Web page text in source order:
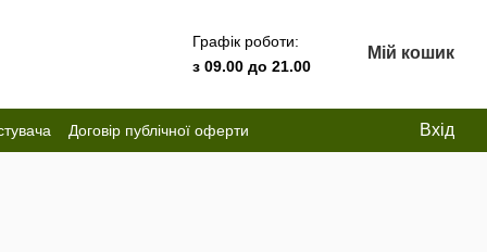
Графік роботи:
з 09.00 до 21.00
Мій кошик
Договір публічної оферти Вхід